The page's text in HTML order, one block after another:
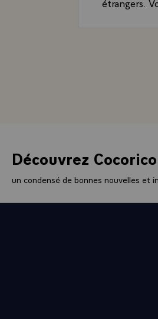
temps de
de la
l'apparition
pourrait
couches
des
renvoyer
Découvrez Cocorico
un condensé de bonnes nouvelles et